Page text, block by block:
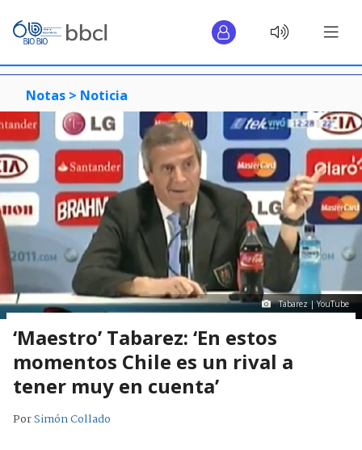
Notas > Noticia
Tabarez | YouTube
‘Maestro’ Tabarez: ‘En estos
momentos Chile es un rival a
tener muy en cuenta’
PorSimón Collado